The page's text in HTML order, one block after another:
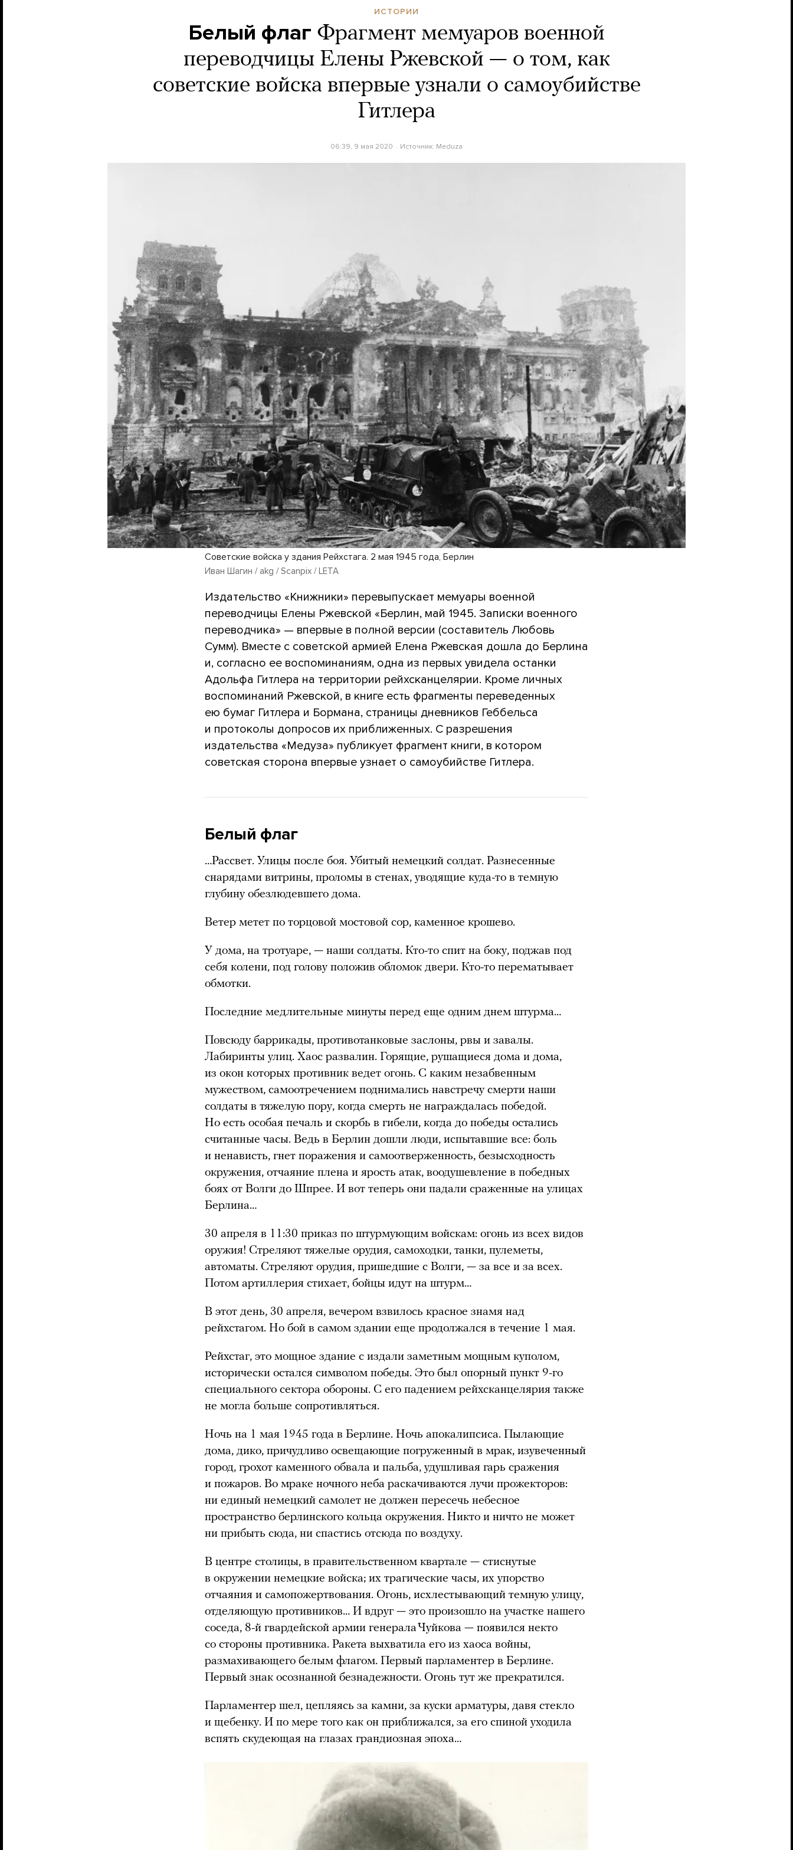
ИСТОРИИ
Белый флаг Фрагмент мемуаров военной
переводчицы Елены Ржевской — о том, как
советские войска впервые узнали о самоубийстве
Гитлера
06:39, 9 мая 2020 Источник: Meduza
Советские войска у здания Рейхстага. 2 мая 1945 года, Берлин
Иван Шагин / akg / Scanpix / LETA
Издательство «Книжники» перевыпускает мемуары военной
переводчицы Елены Ржевской «Берлин, май 1945. Записки военного
переводчика» — впервые в полной версии (составитель Любовь
Сумм). Вместе с советской армией Елена Ржевская дошла до Берлина
и, согласно ее воспоминаниям, одна из первых увидела останки
Адольфа Гитлера на территории рейхсканцелярии. Кроме личных
воспоминаний Ржевской, в книге есть фрагменты переведенных
ею бумаг Гитлера и Бормана, страницы дневников Геббельса
и протоколы допросов их приближенных. С разрешения
издательства «Медуза» публикует фрагмент книги, в котором
советская сторона впервые узнает о самоубийстве Гитлера.
Белый флаг
…Рассвет. Улицы после боя. Убитый немецкий солдат. Разнесенные
снарядами витрины, проломы в стенах, уводящие куда-то в темную
глубину обезлюдевшего дома.
Ветер метет по торцовой мостовой сор, каменное крошево.
У дома, на тротуаре, — наши солдаты. Кто-то спит на боку, поджав под
себя колени, под голову положив обломок двери. Кто-то перематывает
обмотки.
Последние медлительные минуты перед еще одним днем штурма…
Повсюду баррикады, противотанковые заслоны, рвы и завалы.
Лабиринты улиц. Хаос развалин. Горящие, рушащиеся дома и дома,
из окон которых противник ведет огонь. С каким незабвенным
мужеством, самоотречением поднимались навстречу смерти наши
солдаты в тяжелую пору, когда смерть не награждалась победой.
Но есть особая печаль и скорбь в гибели, когда до победы остались
считанные часы. Ведь в Берлин дошли люди, испытавшие все: боль
и ненависть, гнет поражения и самоотверженность, безысходность
окружения, отчаяние плена и ярость атак, воодушевление в победных
боях от Волги до Шпрее. И вот теперь они падали сраженные на улицах
Берлина…
30 апреля в 11:30 приказ по штурмующим войскам: огонь из всех видов
оружия! Стреляют тяжелые орудия, самоходки, танки, пулеметы,
автоматы. Стреляют орудия, пришедшие с Волги, — за все и за всех.
Потом артиллерия стихает, бойцы идут на штурм…
В этот день, 30 апреля, вечером взвилось красное знамя над
рейхстагом. Но бой в самом здании еще продолжался в течение 1 мая.
Рейхстаг, это мощное здание с издали заметным мощным куполом,
исторически остался символом победы. Это был опорный пункт 9-го
специального сектора обороны. С его падением рейхсканцелярия также
не могла больше сопротивляться.
Ночь на 1 мая 1945 года в Берлине. Ночь апокалипсиса. Пылающие
дома, дико, причудливо освещающие погруженный в мрак, изувеченный
город, грохот каменного обвала и пальба, удушливая гарь сражения
и пожаров. Во мраке ночного неба раскачиваются лучи прожекторов:
ни единый немецкий самолет не должен пересечь небесное
пространство берлинского кольца окружения. Никто и ничто не может
ни прибыть сюда, ни спастись отсюда по воздуху.
В центре столицы, в правительственном квартале — стиснутые
в окружении немецкие войска; их трагические часы, их упорство
отчаяния и самопожертвования. Огонь, исхлестывающий темную улицу,
отделяющую противников… И вдруг — это произошло на участке нашего
соседа, 8-й гвардейской армии генерала Чуйкова — появился некто
со стороны противника. Ракета выхватила его из хаоса войны,
размахивающего белым флагом. Первый парламентер в Берлине.
Первый знак осознанной безнадежности. Огонь тут же прекратился.
Парламентер шел, цепляясь за камни, за куски арматуры, давя стекло
и щебенку. И по мере того как он приближался, за его спиной уходила
вспять скудеющая на глазах грандиозная эпоха…